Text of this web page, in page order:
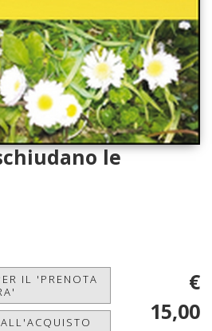
le
IL 'PRENOTA
€
15,00